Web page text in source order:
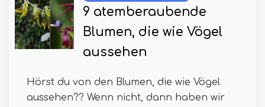
9 atemberaubende
Blumen, die wie Vögel
aussehen
Hörst du von den Blumen, die wie Vögel
aussehen?? Wenn nicht, dann haben wir